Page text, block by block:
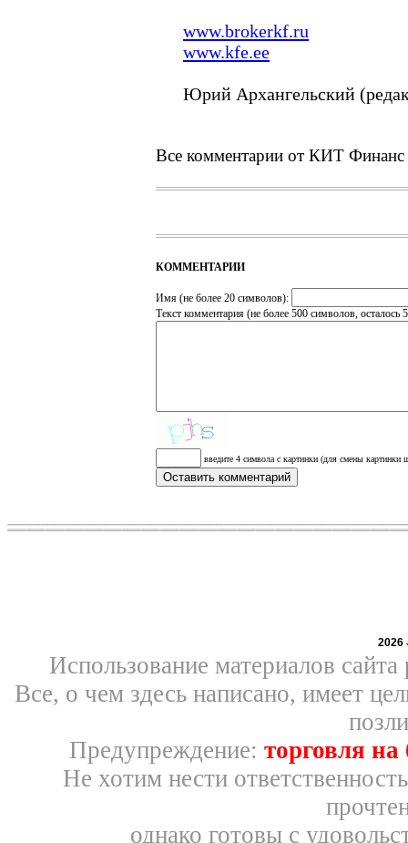
www.brokerkf.ru
www.kfe.ee
Юрий Архангельский
Все комментарии от КИТ
КОММЕНТАРИИ
Имя (не более 20 символов):
Текст комментария (не более 500 символов, осталось
введите 4 символа с картинки (для смены картинки
2026
Использование материалов
Все, о чем здесь написано, имеет
Предупреждение: торговля
Не хотим нести
однако готовы с